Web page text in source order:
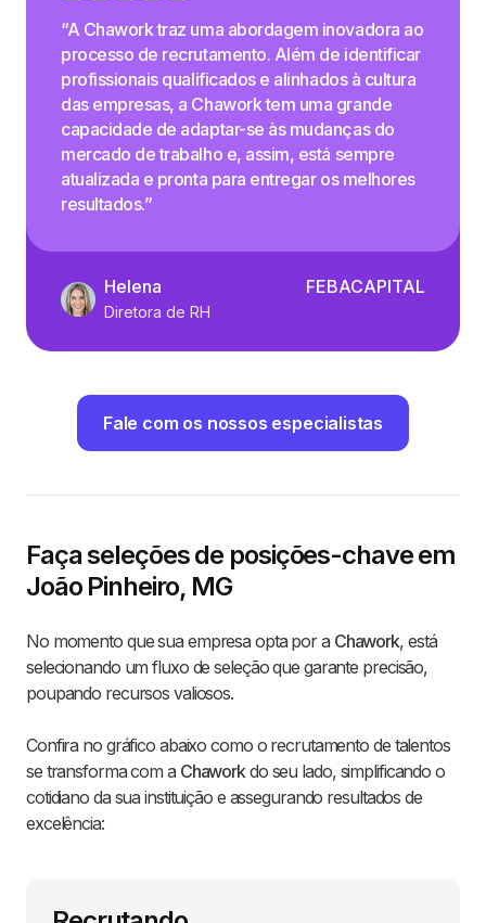
“A Chawork traz uma abordagem inovadora ao
processo de recrutamento. Além de identificar
profissionais qualificados e alinhados à cultura
das empresas, a Chawork tem uma grande
capacidade de adaptar-se às mudanças do
mercado de trabalho e, assim, está sempre
atualizada e pronta para entregar os melhores
resultados.”
Helena
Diretora de RH
FEBACAPITAL
Fale com os nossos especialistas
Faça seleções de posições-chave em
João Pinheiro, MG
No momento que sua empresa opta por a Chawork, está
selecionando um fluxo de seleção que garante precisão,
poupando recursos valiosos.
Confira no gráfico abaixo como o recrutamento de talentos
se transforma com a Chaworkdo seu lado, simplificando o
cotidiano da sua instituição e assegurando resultados de
excelência: